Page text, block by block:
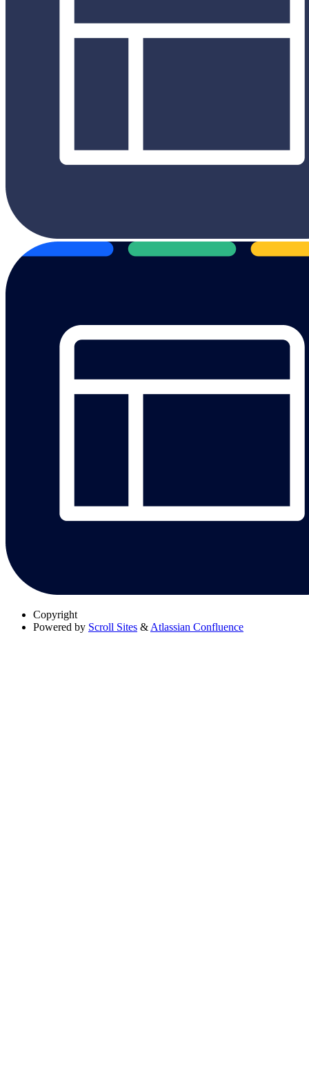
Copyright
Powered by Scroll Sites &Atlassian Confluence